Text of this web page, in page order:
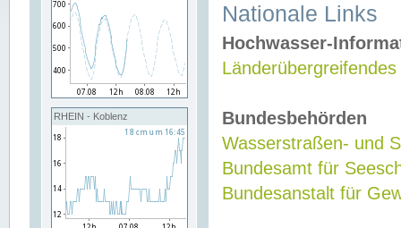
RHEIN - Koblenz
Nationale Links
Hochwasser-
Bundesbehörden
Wasserstraßen- und
Bundesamt für
Bundesanstalt für